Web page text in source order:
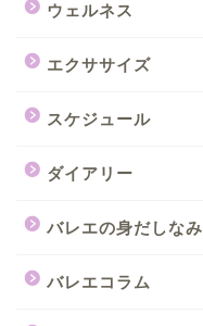
ウェルネス
エクササイズ
スケジュール
ダイアリー
バレエの身だしなみ
バレエコラム